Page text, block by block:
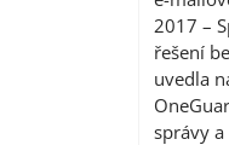
2017 –
řešení
uvedla
správy